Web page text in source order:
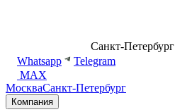
Санкт-Петербург
Whatsapp
Telegram
MAX
МоскваСанкт-Петербург
Компания